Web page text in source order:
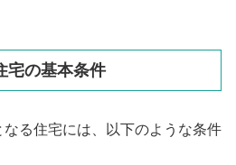
宅の基本条件
る住宅には、以下のような条件